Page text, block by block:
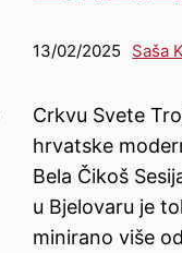
13/02/2025 Saša
Crkvu Svete
hrvatske
Bela Čikoš
u Bjelovaru je
minirano više